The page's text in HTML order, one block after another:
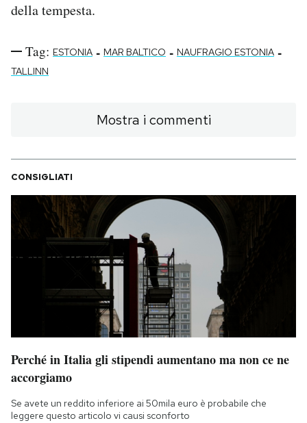
della tempesta.
Tag: ESTONIA - MAR BALTICO - NAUFRAGIO ESTONIA -
TALLINN
Mostra i commenti
CONSIGLIATI
Perché in Italia gli stipendi aumentano ma non ce ne
accorgiamo
Se avete un reddito inferiore ai 50mila euro è probabile che
leggere questo articolo vi causi sconforto